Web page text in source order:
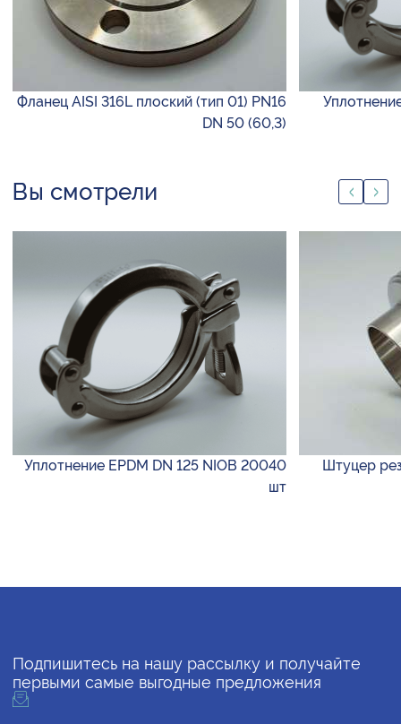
Фланец AISI 316L плоский (тип 01) PN16
DN 50 (60,3)
Вы смотрели
Уплотнение EPDM DN 125 NIOB 20040
шт
Штуцер
Подпишитесь на нашу рассылку и получайте
первыми самые выгодные предложения